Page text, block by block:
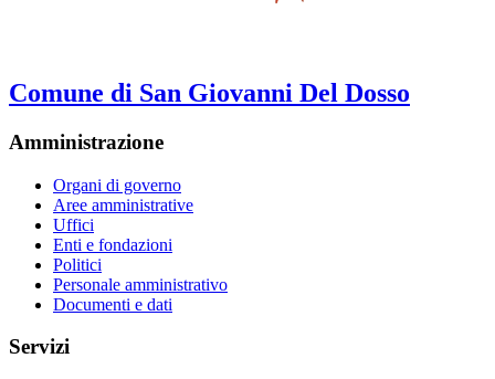
Comune di San Giovanni Del Dosso
Amministrazione
Organi di governo
Aree amministrative
Uffici
Enti e fondazioni
Politici
Personale amministrativo
Documenti e dati
Servizi